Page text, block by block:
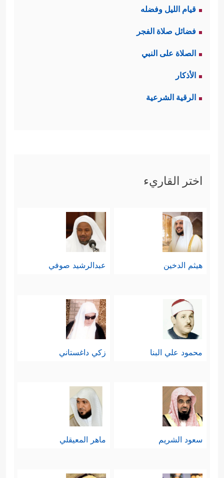
قيام الليل وفضله
فضائل صلاة الفجر
الصلاة على النبي
الأذكار
الرقية الشرعية
اختر القاريء
هيثم الدخين عبدالرشيد صوفي
محمود علي البنا زكي داغستاني
سعود الشريم ماهر المعيقلي